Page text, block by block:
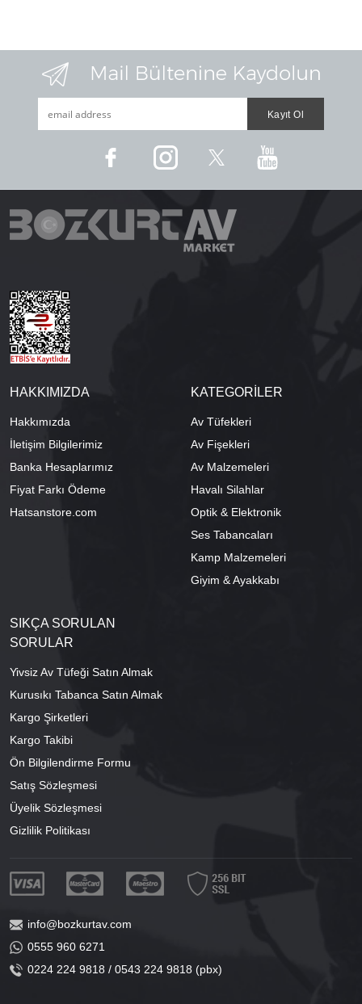
HAKKIMIZDA
Hakkımızda
İletişim Bilgilerimiz
Banka Hesaplarımız
Fiyat Farkı Ödeme
Hatsanstore.com
KATEGORİLER
Av Tüfekleri
Av Fişekleri
Av Malzemeleri
Havalı Silahlar
Optik & Elektronik
Ses Tabancaları
Kamp Malzemeleri
Giyim & Ayakkabı
SIKÇA SORULAN
SORULAR
Yivsiz Av Tüfeği Satın Almak
Kurusıkı Tabanca Satın Almak
Kargo Şirketleri
Kargo Takibi
Ön Bilgilendirme Formu
Satış Sözleşmesi
Üyelik Sözleşmesi
Gizlilik Politikası
info@bozkurtav.com
0555 960 6271
0224 224 9818 / 0543 224 9818 (pbx)